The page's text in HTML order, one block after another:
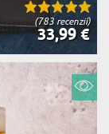
(783 recenzií)
33,99 €